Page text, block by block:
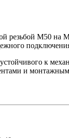
резьбой M50 на
к
и